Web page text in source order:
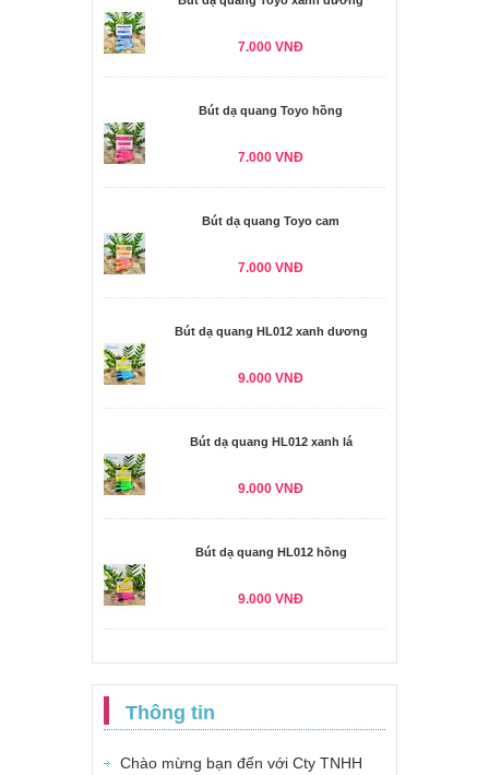
7.000 VNĐ
Bút dạ quang Toyo hồng
7.000 VNĐ
Bút dạ quang Toyo cam
7.000 VNĐ
Bút dạ quang HL012 xanh dương
9.000 VNĐ
Bút dạ quang HL012 xanh lá
9.000 VNĐ
Bút dạ quang HL012 hồng
9.000 VNĐ
Thông tin
Chào mừng bạn đến với Cty TNHH